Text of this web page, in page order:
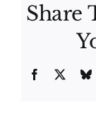
Share
Facebook